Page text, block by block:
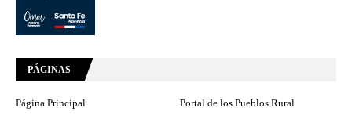
PÁGINAS
Página Principal Portal de los Pueblos Rural